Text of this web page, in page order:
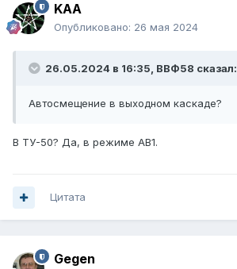
KAA
Опубликовано: 26 мая 2024
26.05.2024 в 16:35, ВВФ58 сказал:
Автосмещение в выходном каскаде?
В ТУ-50? Да, в режиме АВ1.
Цитата
Gegen